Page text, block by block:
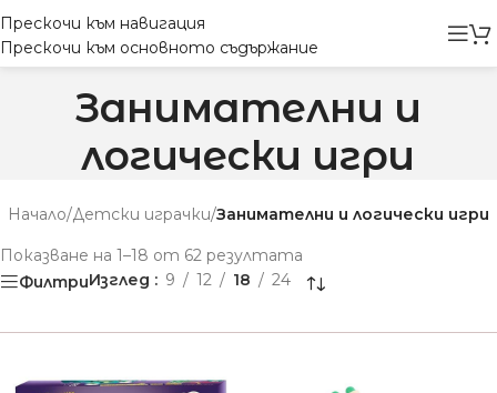
Прескочи към навигация
Прескочи към основното съдържание
Занимателни и
логически игри
Начало/Детски играчки/Занимателни и логически игри
Показване на 1–18 от 62 резултата
ФилтриИзглед 9 12 18 24